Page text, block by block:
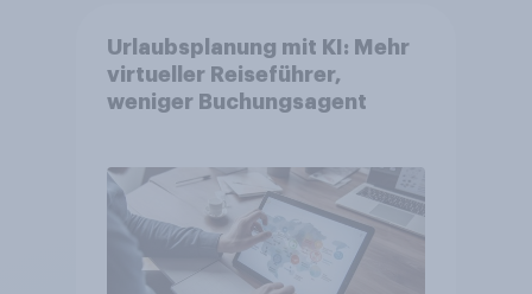
Urlaubsplanung mit KI: Mehr
virtueller Reiseführer,
weniger Buchungsagent